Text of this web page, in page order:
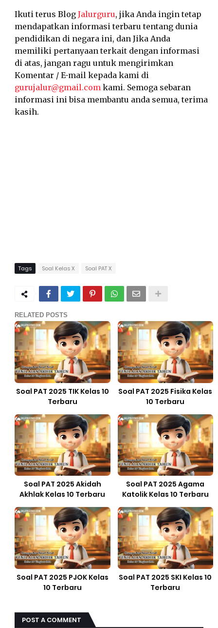
Ikuti terus Blog Jalurguru, jika Anda ingin tetap
mendapatkan informasi terbaru tentang dunia
pendidikan di negara ini, dan Jika Anda
memiliki pertanyaan terkait dengan informasi
di atas, jangan ragu untuk mengirimkan
Komentar / E-mail kepada kami di
gurujalur@gmail.com kami. Semoga sebaran
informasi ini bisa membantu anda semua, terima
kasih.
Tags Soal Kelas X Soal PAT X
RELATED POSTS
Soal PAT 2025 TIK Kelas 10
Terbaru
Soal PAT 2025 Fisika Kelas
10 Terbaru
Soal PAT 2025 Akidah
Akhlak Kelas 10 Terbaru
Soal PAT 2025 Agama
Katolik Kelas 10 Terbaru
Soal PAT 2025 PJOK Kelas
10 Terbaru
Soal PAT 2025 SKI Kelas 10
Terbaru
POST A COMMENT